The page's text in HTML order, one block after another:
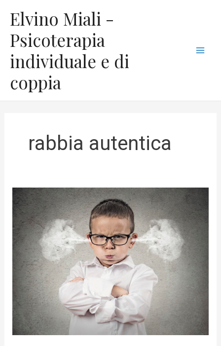
contenuto
Elvino Miali -
Psicoterapia
individuale e di
coppia
rabbia autentica
Ecco
come
gestire
la
rabbia
nelle
relazioni
a
t
e
g
o
r